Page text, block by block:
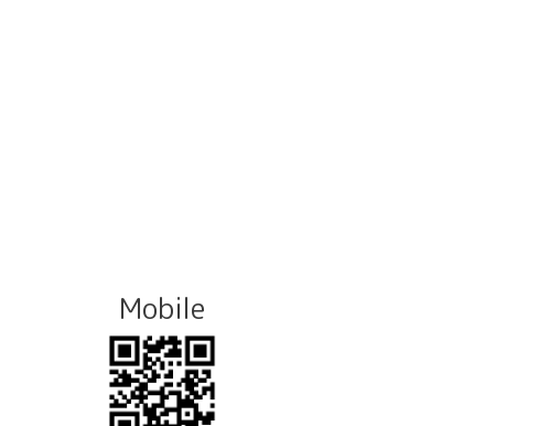
Mobile